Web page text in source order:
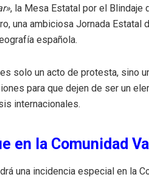
, la Mesa Estatal por el Blindaje
una ambiciosa Jornada Estatal
española.
solo un acto de protesta, sino
para que dejen de ser un
internacionales.
en la Comunidad
una incidencia especial en la